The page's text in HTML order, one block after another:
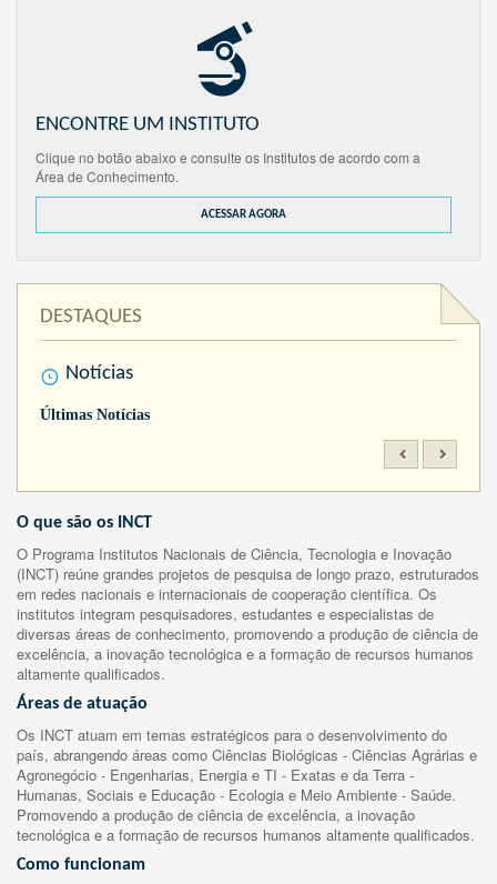
ENCONTRE UM INSTITUTO
Clique no botão abaixo e consulte os Institutos de acordo com a
Área de Conhecimento.
ACESSAR AGORA
DESTAQUES
Notícias
Últimas Notícias
O que são os INCT
O Programa Institutos Nacionais de Ciência, Tecnologia e Inovação
(INCT) reúne grandes projetos de pesquisa de longo prazo, estruturados
em redes nacionais e internacionais de cooperação científica. Os
institutos integram pesquisadores, estudantes e especialistas de
diversas áreas de conhecimento, promovendo a produção de ciência de
excelência, a inovação tecnológica e a formação de recursos humanos
altamente qualificados.
Áreas de atuação
Os INCT atuam em temas estratégicos para o desenvolvimento do
país, abrangendo áreas como Ciências Biológicas - Ciências Agrárias e
Agronegócio - Engenharias, Energia e TI - Exatas e da Terra -
Humanas, Sociais e Educação - Ecologia e Meio Ambiente - Saúde.
Promovendo a produção de ciência de excelência, a inovação
tecnológica e a formação de recursos humanos altamente qualificados.
Como funcionam